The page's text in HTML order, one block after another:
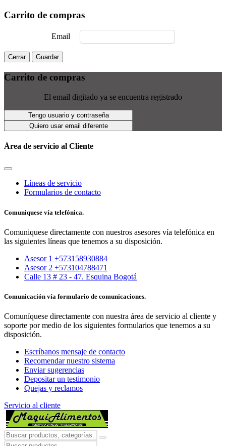
Carrito de compras
Email
Cerrar Guardar
Carrito de compras
El email digitado ya se encuentra registrado
Tengo usuario y contraseña
Quiero usar email diferente
Área de servicio al Cliente
Líneas de servicio
Formularios de contacto
Comuniquese vía telefónica.
Comuniquese directamente con nuestros asesores vía telefónica en
las siguientes líneas que tenemos a su disposición.
Asesor 1 +573158930884
Asesor 2 +573104788471
Calle 13 # 23 - 47. Esquina Bogotá
Comunicación vía formulario de comunicaciones.
Comuníquese directamente con nuestra área de servicio al cliente y
soporte por medio de los siguientes formularios que tenemos a su
disposición.
Escríbanos mensaje de contacto
Recomendar nuestro sistema
Enviar sugerencias
Depositar un testimonio
Quejas y reclamos
Servicio al cliente